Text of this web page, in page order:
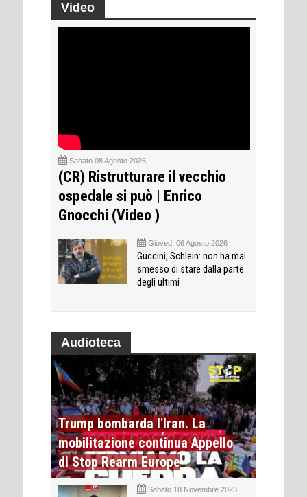
Video
Sabato 08 Agosto 2026
(CR) Ristrutturare il vecchio
ospedale si può | Enrico
Gnocchi (Video )
Giovedì 06 Agosto 2026
Guccini, Schlein: non ha mai
smesso di stare dalla parte
degli ultimi
Audioteca
Trump bombarda l'Iran. La
mobilitazione continua Appello
di Stop Rearm Europe
Sabato 18 Novembre 2023